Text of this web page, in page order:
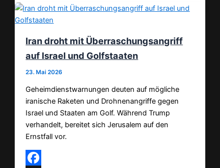
Iran droht mit Überraschungsangriff
auf Israel und Golfstaaten
23. Mai 2026
Geheimdienstwarnungen deuten auf mögliche
iranische Raketen und Drohnenangriffe gegen
Israel und Staaten am Golf. Während Trump
verhandelt, bereitet sich Jerusalem auf den
Ernstfall vor.